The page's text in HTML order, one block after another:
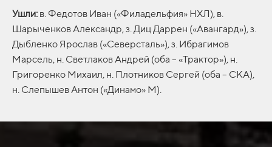
Ушли: в. Федотов Иван («Филадельфия» НХЛ), в.
Шарыченков Александр, з. Диц Даррен («Авангард»), з.
Дыбленко Ярослав («Северсталь»), з. Ибрагимов
Марсель, н. Светлаков Андрей (оба – «Трактор»), н.
Григоренко Михаил, н. Плотников Сергей (оба – СКА),
н. Слепышев Антон («Динамо» М).